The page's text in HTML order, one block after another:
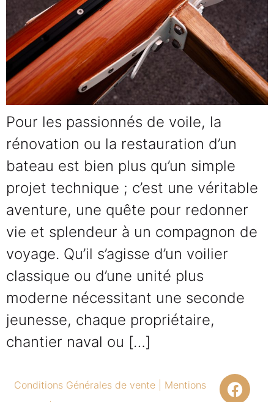
Pour les passionnés de voile, la
rénovation ou la restauration d’un
bateau est bien plus qu’un simple
projet technique ; c’est une véritable
aventure, une quête pour redonner
vie et splendeur à un compagnon de
voyage. Qu’il s’agisse d’un voilier
classique ou d’une unité plus
moderne nécessitant une seconde
jeunesse, chaque propriétaire,
chantier naval ou […]
Conditions Générales de vente
Mentions